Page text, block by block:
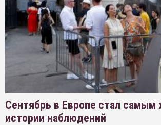
Сентябрь в Европе стал самым
истории наблюдений